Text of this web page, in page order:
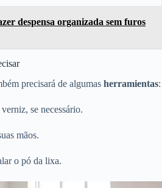
despensa organizada sem furos
precisará de algumas herramientas:
se necessário.
mãos.
o pó da lixa.